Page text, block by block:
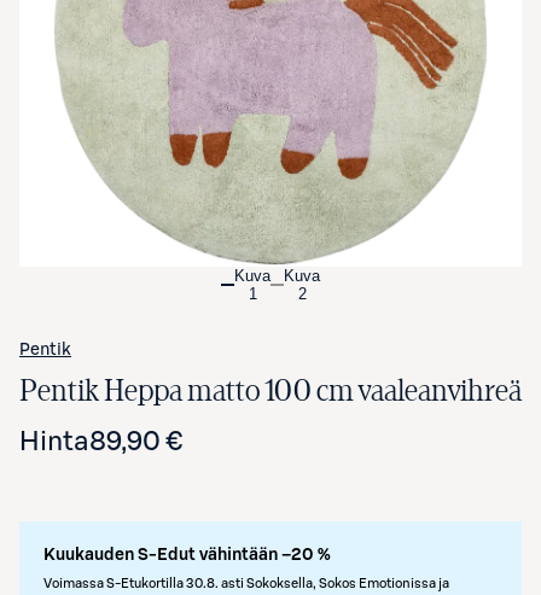
Avaa tuotekuva suurennettuna
Kuva
1
Kuva
2
Pentik
Pentik Heppa matto 100 cm vaaleanvihreä
Hinta89,90 €
Kuukauden S-Edut vähintään –20 %
Voimassa S-Etukortilla 30.8. asti Sokoksella, Sokos Emotionissa ja